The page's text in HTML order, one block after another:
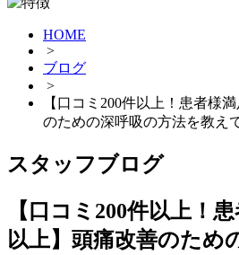
HOME
>
ブログ
>
【口コミ200件以上！患者様
のための深呼吸の方法を教え
スタッフブログ
【口コミ200件以上！
以上】頭痛改善のため